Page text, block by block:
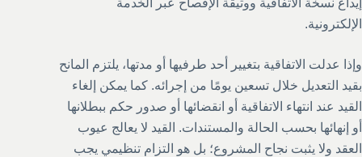
إيداع نسخة الاتفاقية ووثيقة الإفصاح عبر الخدمة
الإلكترونية.
وإذا عدلت الاتفاقية بتغيير أحد طرفيها أو مدتها، يلتزم المانح
بقيد التعديل خلال تسعين يومًا من إجرائه. كما يمكن إلغاء
القيد عند انتهاء الاتفاقية أو انقضائها أو صدور حكم ببطلانها
أو إنهائها بحسب الحالة والمستندات. القيد لا يعالج عيوب
العقد ولا يثبت نجاح المشروع؛ بل هو التزام تنظيمي يجب